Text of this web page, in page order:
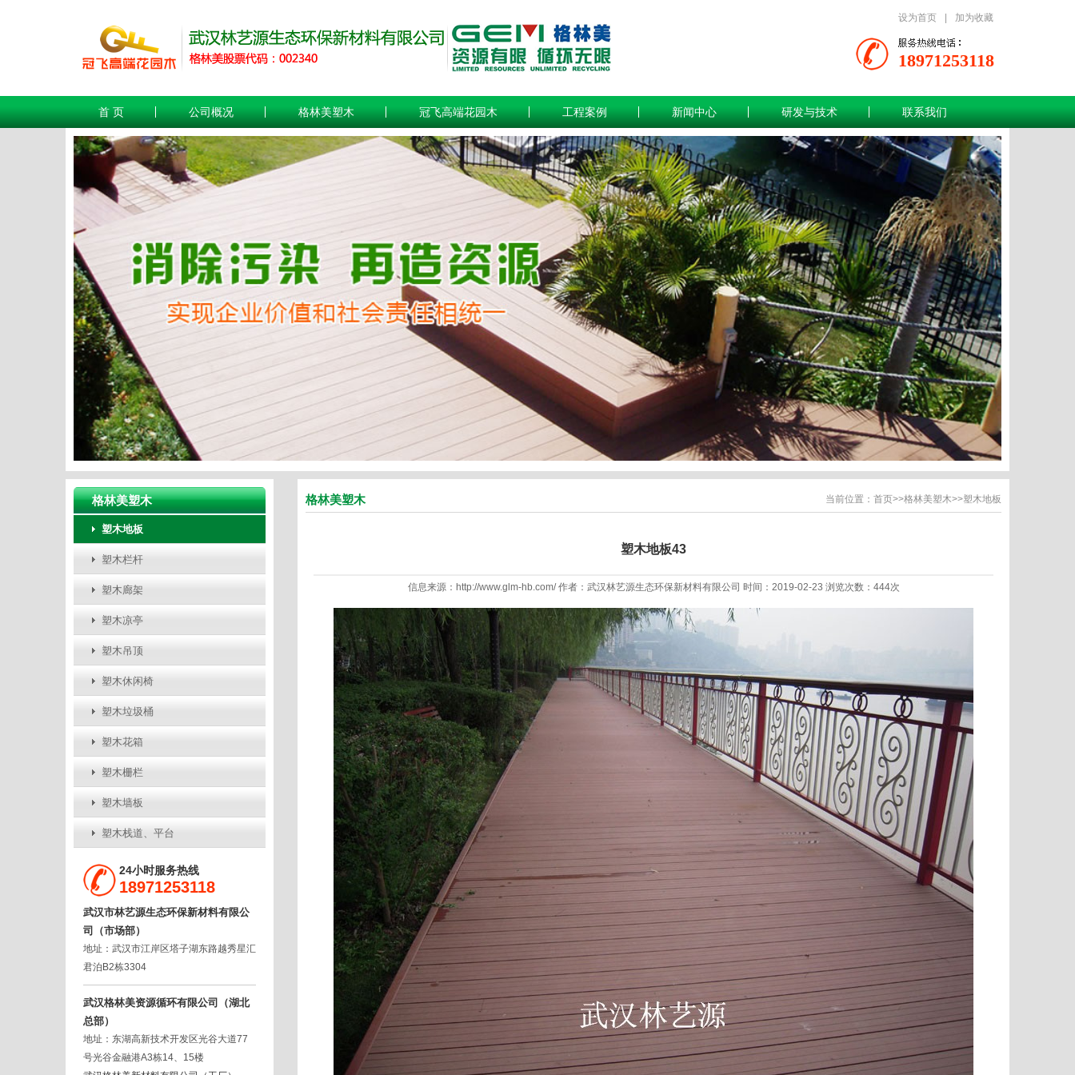
18971253118
设为首页 加为收藏
首 页 公司概况 格林美塑木 冠飞高端花园木 工程案例 新闻中心 研发与技术 联系我们
格林美塑木
塑木地板
塑木栏杆
塑木廊架
塑木凉亭
塑木吊顶
塑木休闲椅
塑木垃圾桶
塑木花箱
塑木栅栏
塑木墙板
塑木栈道、平台
24小时服务热线
18971253118
武汉市林艺源生态环保新材料有限公
司（市场部）
地址：武汉市江岸区塔子湖东路越秀星汇
君泊B2栋3304
武汉格林美资源循环有限公司（湖北
总部）
地址：东湖高新技术开发区光谷大道77
号光谷金融港A3栋14、15楼
格林美塑木 当前位置： 首页>>格林美塑木>>塑木地板
塑木地板43
信息来源：http://www.glm-hb.com/ 作者：武汉林艺源生态环保新材料有限公司 时间：2019-02-23 浏览次数：444次